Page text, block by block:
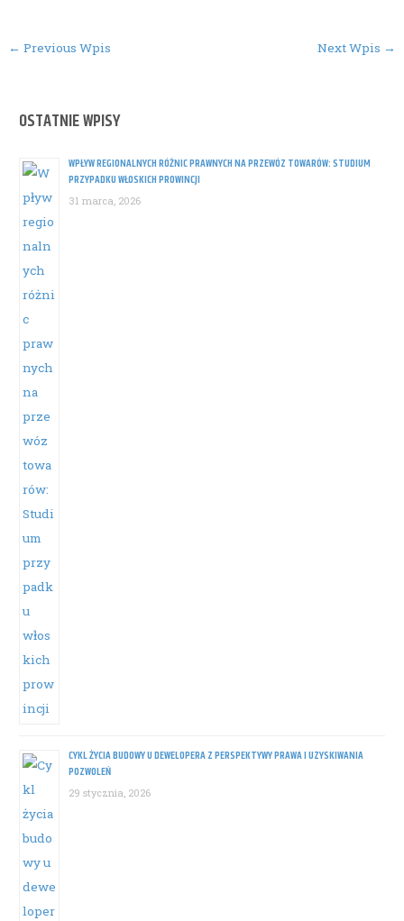
OSTATNIE WPISY
WPŁYW REGIONALNYCH RÓŻNIC PRAWNYCH NA PRZEWÓZ TOWARÓW: STUDIUM
PRZYPADKU WŁOSKICH PROWINCJI
31 marca, 2026
CYKL ŻYCIA BUDOWY U DEWELOPERA Z PERSPEKTYWY PRAWA I UZYSKIWANIA
POZWOLEŃ
29 stycznia, 2026
Post
← Previous Wpis Next Wpis →